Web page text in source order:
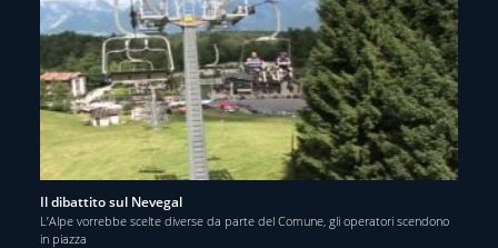
Il dibattito sul Nevegal
L’Alpe vorrebbe scelte diverse da parte del Comune, gli operatori scendono
in piazza